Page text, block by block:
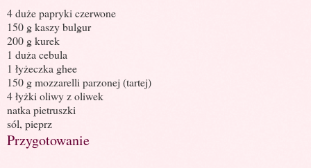
4 duże papryki czerwone
150 g kaszy bulgur
200 g kurek
1 duża cebula
1 łyżeczka ghee
150 g mozzarelli parzonej (tartej)
4 łyżki oliwy z oliwek
natka pietruszki
sól, pieprz
Przygotowanie